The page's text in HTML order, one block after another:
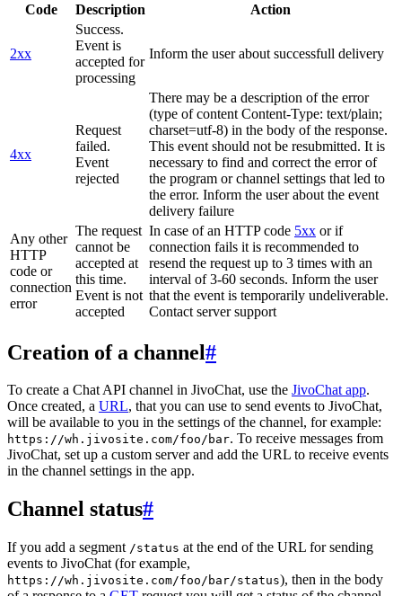
Code Description Action
2xx
Success.
Event is
accepted for
processing
Inform the user about successfull delivery
4xx
Request
failed.
Event
rejected
There may be a description of the error
(type of content Content-Type: text/plain;
charset=utf-8) in the body of the response.
This event should not be resubmitted. It is
necessary to find and correct the error of
the program or channel settings that led to
the error. Inform the user about the event
delivery failure
Any other
HTTP
code or
connection
error
The request
cannot be
accepted at
this time.
Event is not
accepted
In case of an HTTP code 5xx or if
connection fails it is recommended to
resend the request up to 3 times with an
interval of 3-60 seconds. Inform the user
that the event is temporarily undeliverable.
Contact server support
Creation of a channel#
To create a Chat API channel in JivoChat, use the JivoChat app.
Once created, a URL, that you can use to send events to JivoChat,
will be available to you in the settings of the channel, for example:
https://wh.jivosite.com/foo/bar. To receive messages from
JivoChat, set up a custom server and add the URL to receive events
in the channel settings in the app.
Channel status#
If you add a segment /status at the end of the URL for sending
events to JivoChat (for example,
https://wh.jivosite.com/foo/bar/status), then in the body